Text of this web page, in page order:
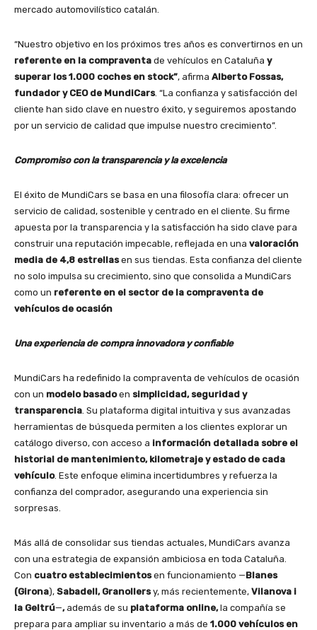
mercado automovilístico catalán.
“Nuestro objetivo en los próximos tres años es convertirnos en un
referente en la compraventa de vehículos en Cataluña y
superar los 1.000 coches en stock”, afirma Alberto Fossas,
fundador y CEO de MundiCars. “La confianza y satisfacción del
cliente han sido clave en nuestro éxito, y seguiremos apostando
por un servicio de calidad que impulse nuestro crecimiento”.
Compromiso con la transparencia y la excelencia
El éxito de MundiCars se basa en una filosofía clara: ofrecer un
servicio de calidad, sostenible y centrado en el cliente. Su firme
apuesta por la transparencia y la satisfacción ha sido clave para
construir una reputación impecable, reflejada en una valoración
media de 4,8 estrellasen sus tiendas. Esta confianza del cliente
no solo impulsa su crecimiento, sino que consolida a MundiCars
como un referente en el sector de la compraventa de
vehículos de ocasión
Una experiencia de compra innovadora y confiable
MundiCars ha redefinido la compraventa de vehículos de ocasión
con un modelo basadoen simplicidad, seguridad y
transparencia . Su plataforma digital intuitiva y sus avanzadas
herramientas de búsqueda permiten a los clientes explorar un
catálogo diverso, con acceso a información detallada sobre el
historial de mantenimiento, kilometraje y estado de cada
vehículo. Este enfoque elimina incertidumbres y refuerza la
confianza del comprador, asegurando una experiencia sin
sorpresas.
Más allá de consolidar sus tiendas actuales, MundiCars avanza
con una estrategia de expansión ambiciosa en toda Cataluña.
Con cuatro establecimientosen funcionamiento —Blanes
(Girona), Sabadell, Granollersy, más recientemente, Vilanova i
la Geltrú—,además de su plataforma online,la compañía se
prepara para ampliar su inventario a más de 1.000 vehículos en